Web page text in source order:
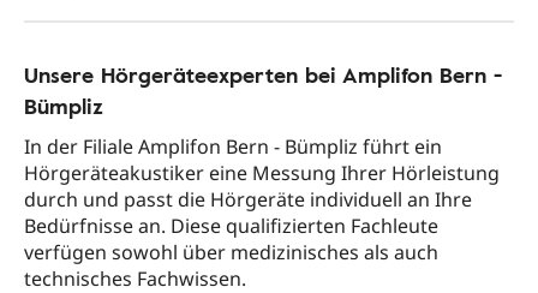
Unsere Hörgeräteexperten bei Amplifon Bern -
Bümpliz
In der Filiale Amplifon Bern - Bümpliz führt ein
Hörgeräteakustiker eine Messung Ihrer Hörleistung
durch und passt die Hörgeräte individuell an Ihre
Bedürfnisse an. Diese qualifizierten Fachleute
verfügen sowohl über medizinisches als auch
technisches Fachwissen.